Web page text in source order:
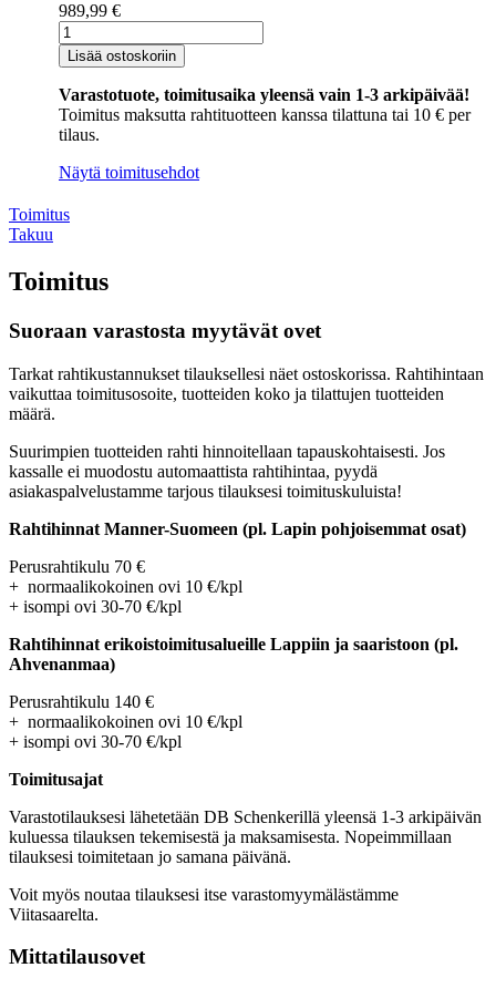
989,99 €
Liiterin
puuosapaketti
4x11
määrä
Lisää ostoskoriin
Varastotuote, toimitusaika yleensä vain 1-3 arkipäivää!
Toimitus maksutta rahtituotteen kanssa tilattuna tai 10 € per
tilaus.
Näytä toimitusehdot
Toimitus
Takuu
Toimitus
Suoraan varastosta myytävät ovet
Tarkat rahtikustannukset tilauksellesi näet ostoskorissa. Rahtihintaan
vaikuttaa toimitusosoite, tuotteiden koko ja tilattujen tuotteiden
määrä.
Suurimpien tuotteiden rahti hinnoitellaan tapauskohtaisesti. Jos
kassalle ei muodostu automaattista rahtihintaa, pyydä
asiakaspalvelustamme tarjous tilauksesi toimituskuluista!
Rahtihinnat Manner-Suomeen (pl. Lapin pohjoisemmat osat)
Perusrahtikulu 70 €
+ normaalikokoinen ovi 10 €/kpl
+ isompi ovi 30-70 €/kpl
Rahtihinnat erikoistoimitusalueille Lappiin ja saaristoon (pl.
Ahvenanmaa)
Perusrahtikulu 140 €
+ normaalikokoinen ovi 10 €/kpl
+ isompi ovi 30-70 €/kpl
Toimitusajat
Varastotilauksesi lähetetään DB Schenkerillä yleensä 1-3 arkipäivän
kuluessa tilauksen tekemisestä ja maksamisesta. Nopeimmillaan
tilauksesi toimitetaan jo samana päivänä.
Voit myös noutaa tilauksesi itse varastomyymälästämme
Viitasaarelta.
Mittatilausovet